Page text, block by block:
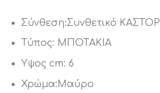
Σύνθεση:Συνθετικό ΚΑΣΤΟΡΙ
Τύπος: ΜΠΟΤΑΚΙΑ
Υψος cm: 6
Χρώμα:Μαύρο